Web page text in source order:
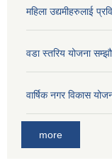
महिला उद्यमीहरुलाई
वडा स्तरिय योजना
वार्षिक नगर विकास
more